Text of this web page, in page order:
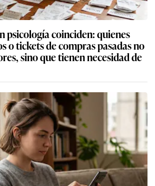
psicología coinciden: quienes
o tickets de compras pasadas no
sino que tienen necesidad de